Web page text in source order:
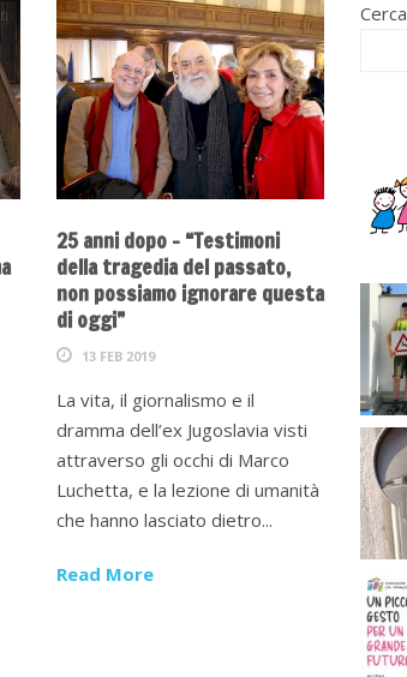
25 anni dopo – “Testimoni
della tragedia del passato,
non possiamo ignorare questa
di oggi”
13 FEB 2019
La vita, il giornalismo e il
dramma dell’ex Jugoslavia visti
attraverso gli occhi di Marco
Luchetta, e la lezione di umanità
che hanno lasciato dietro...
Read More
Cerca